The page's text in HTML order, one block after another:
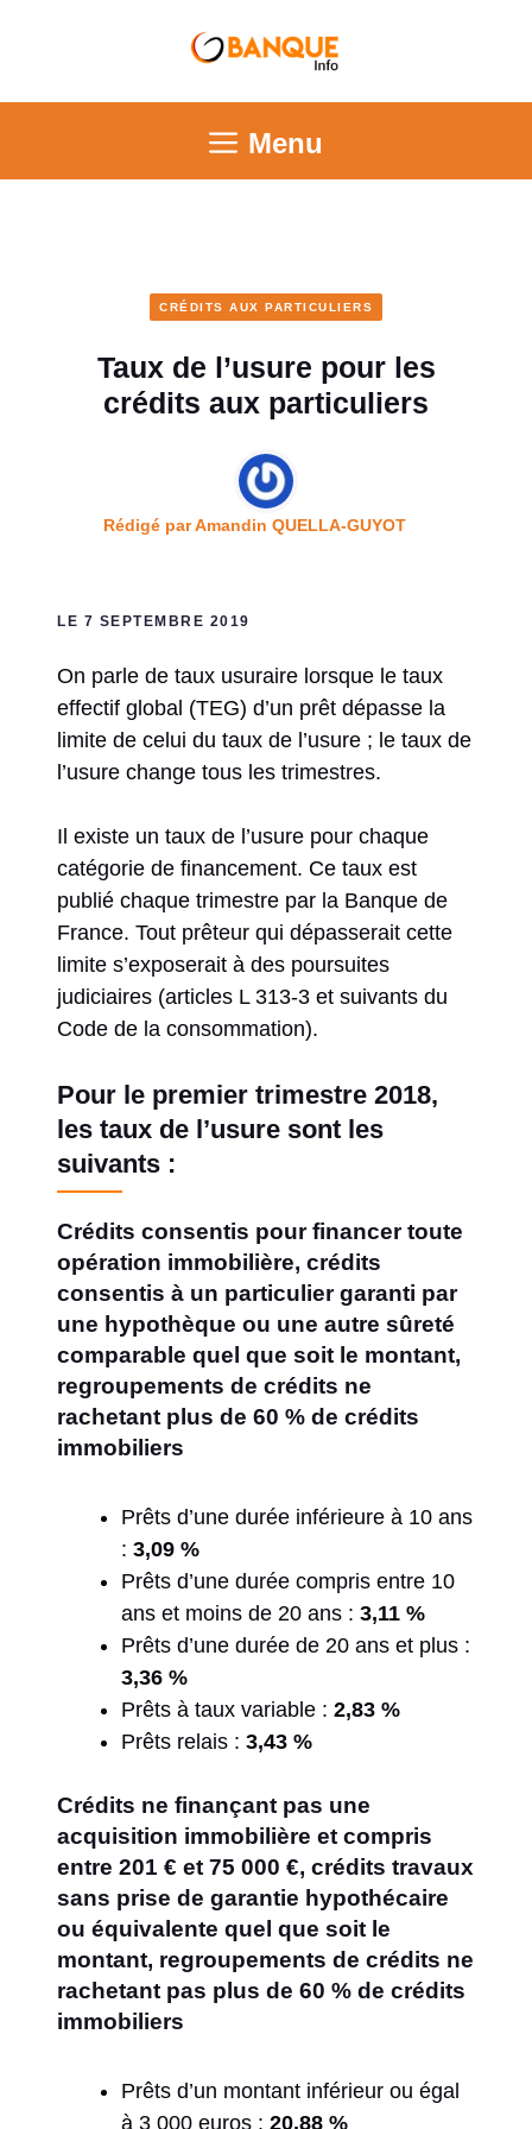
Menu
CRÉDITS AUX PARTICULIERS
Taux de l’usure pour les
crédits aux particuliers
Rédigé parAmandin QUELLA-GUYOT
LE 7 SEPTEMBRE 2019
On parle de taux usuraire lorsque le taux
effectif global (TEG) d’un prêt dépasse la
limite de celui du taux de l’usure ; le taux de
l’usure change tous les trimestres.
Il existe un taux de l’usure pour chaque
catégorie de financement. Ce taux est
publié chaque trimestre par la Banque de
France. Tout prêteur qui dépasserait cette
limite s’exposerait à des poursuites
judiciaires (articles L 313-3 et suivants du
Code de la consommation).
Pour le premier trimestre 2018,
les taux de l’usure sont les
suivants :
Crédits consentis pour financer toute
opération immobilière, crédits
consentis à un particulier garanti par
une hypothèque ou une autre sûreté
comparable quel que soit le montant,
regroupements de crédits ne
rachetant plus de 60 % de crédits
immobiliers
Prêts d’une durée inférieure à 10 ans
: 3,09 %
Prêts d’une durée compris entre 10
ans et moins de 20 ans : 3,11 %
Prêts d’une durée de 20 ans et plus :
3,36 %
Prêts à taux variable : 2,83 %
Prêts relais : 3,43 %
Crédits ne finançant pas une
acquisition immobilière et compris
entre 201 € et 75 000 €, crédits travaux
sans prise de garantie hypothécaire
ou équivalente quel que soit le
montant, regroupements de crédits ne
rachetant pas plus de 60 % de crédits
immobiliers
Prêts d’un montant inférieur ou égal
à 3 000 euros : 20,88 %